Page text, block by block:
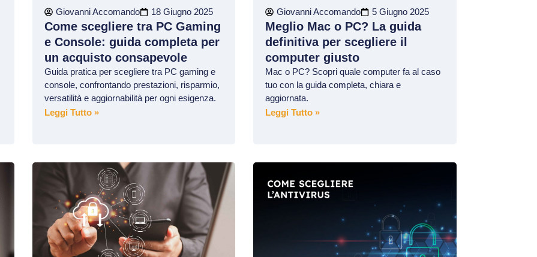
Giovanni Accomando 18 Giugno 2025
Come scegliere tra PC Gaming
e Console: guida completa per
un acquisto consapevole
Guida pratica per scegliere tra PC gaming e
console, confrontando prestazioni, risparmio,
versatilità e aggiornabilità per ogni esigenza.
Leggi Tutto »
Giovanni Accomando 5 Giugno 2025
Meglio Mac o PC? La guida
definitiva per scegliere il
computer giusto
Mac o PC? Scopri quale computer fa al caso
tuo con la guida completa, chiara e
aggiornata.
Leggi Tutto »